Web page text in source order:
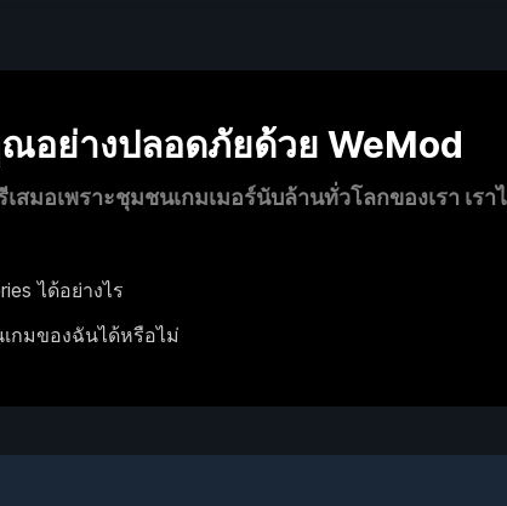
อย่างปลอดภัยด้วย WeMod
สมอเพราะชุมชนเกมเมอร์นับล้านทั่วโลกของเรา เ
ได้อย่างไร
กมของฉันได้หรือไม่